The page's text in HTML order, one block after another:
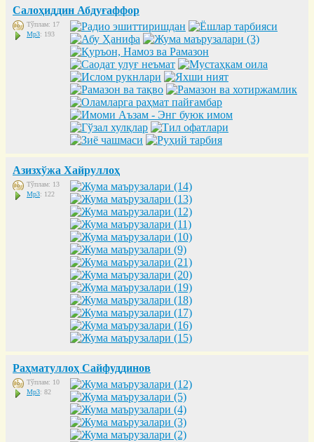
Салоҳиддин Абдуғаффор
Тўплам: 17
Mp3: 193
Азизхўжа Хайруллоҳ
Тўплам: 13
Mp3: 122
Раҳматуллоҳ Сайфуддинов
Тўплам: 10
Mp3: 82